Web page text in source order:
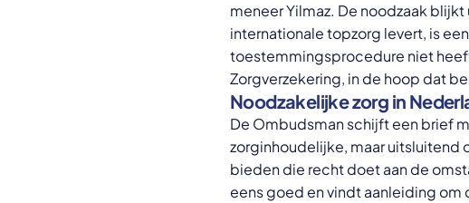
meneer Yilmaz. De noodzaak
internationale topzorg levert, is
toestemmingsprocedure niet
Zorgverzekering, in de hoop dat
Noodzakelijke zorg in
De Ombudsman schijft een brief
zorginhoudelijke, maar uitsluitend
bieden die recht doet aan de
eens goed en vindt aanleiding